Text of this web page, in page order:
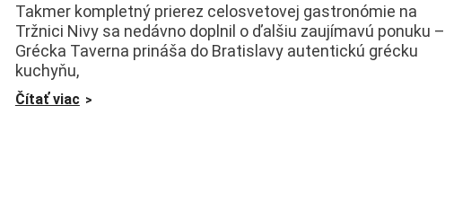
Takmer kompletný prierez celosvetovej gastronómie na
Tržnici Nivy sa nedávno doplnil o ďalšiu zaujímavú ponuku –
Grécka Taverna prináša do Bratislavy autentickú grécku
kuchyňu,
Čítať viac